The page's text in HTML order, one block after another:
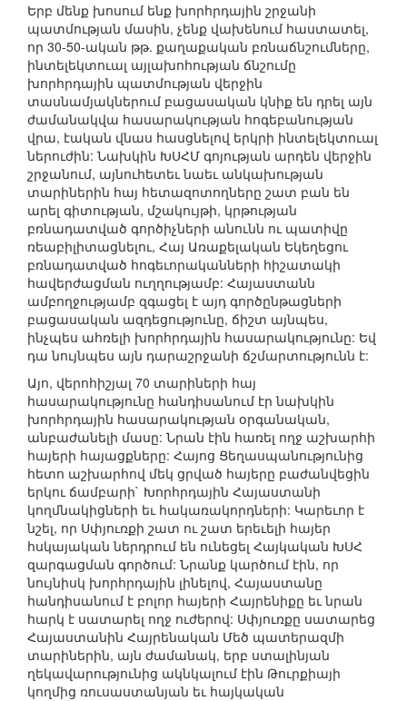
Երբ մենք խոսում ենք խորհրդային շրջանի
պատմության մասին, չենք վախենում հաստատել,
որ 30-50-ական թթ. քաղաքական բռնաճնշումները,
ինտելեկտուալ այլախոհության ճնշումը
խորհրդային պատմության վերջին
տասնամյակներում բացասական կնիք են դրել այն
ժամանակվա հասարակության հոգեբանության
վրա, էական վնաս հասցնելով երկրի ինտելեկտուալ
ներուժին: Նախկին ԽՍՀՄ գոյության արդեն վերջին
շրջանում, այնուհետեւ նաեւ անկախության
տարիներին հայ հետազոտողները շատ բան են
արել գիտության, մշակույթի, կրթության
բռնադատված գործիչների անունն ու պատիվը
ռեաբիլիտացնելու, Հայ Առաքելական Եկեղեցու
բռնադատված հոգեւորականների հիշատակի
հավերժացման ուղղությամբ: Հայաստանն
ամբողջությամբ զգացել է այդ գործընթացների
բացասական ազդեցությունը, ճիշտ այնպես,
ինչպես ահռելի խորհրդային հասարակությունը: Եվ
դա նույնպես այն դարաշրջանի ճշմարտությունն է:
Այո, վերոհիշյալ 70 տարիների հայ
հասարակությունը հանդիսանում էր նախկին
խորհրդային հասարակության օրգանական,
անբաժանելի մասը: Նրան էին հառել ողջ աշխարհի
հայերի հայացքները: Հայոց Ցեղասպանությունից
հետո աշխարհով մեկ ցրված հայերը բաժանվեցին
երկու ճամբարի` Խորհրդային Հայաստանի
կողմնակիցների եւ հակառակորդների: Կարեւոր է
նշել, որ Սփյուռքի շատ ու շատ երեւելի հայեր
հսկայական ներդրում են ունեցել Հայկական ԽՍՀ
զարգացման գործում: Նրանք կարծում էին, որ
նույնիսկ խորհրդային լինելով, Հայաստանը
հանդիսանում է բոլոր հայերի Հայրենիքը եւ նրան
հարկ է սատարել ողջ ուժերով: Սփյուռքը սատարեց
Հայաստանին Հայրենական Մեծ պատերազմի
տարիներին, այն ժամանակ, երբ ստալինյան
ղեկավարությունից ակնկալում էին Թուրքիայի
կողմից ռուսաստանյան եւ հայկական